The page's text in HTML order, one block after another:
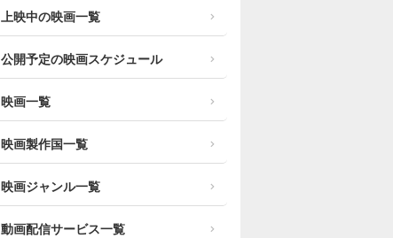
上映中の映画一覧
公開予定の映画スケジュール
映画一覧
映画製作国一覧
映画ジャンル一覧
動画配信サービス一覧